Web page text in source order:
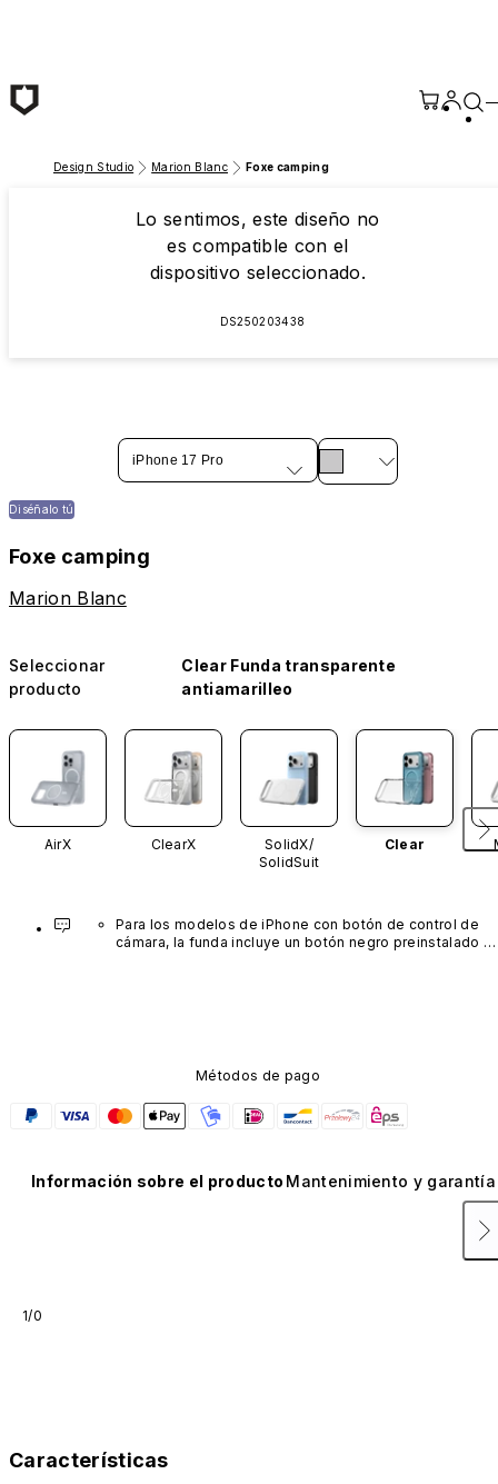
Design Studio Marion Blanc Foxe camping
Lo sentimos, este diseño no
es compatible con el
dispositivo seleccionado.
DS250203438
iPhone 17 Pro
Diséñalo tú
Foxe camping
Marion Blanc
Seleccionar
producto
Clear Funda transparente
antiamarilleo
AirX ClearX
SolidX/
SolidSuit
Clear
Para los modelos de iPhone con botón de control de
cámara, la funda incluye un botón negro preinstalado
Métodos de pago
Información sobre el producto Mantenimiento y garantía
1/0
Características